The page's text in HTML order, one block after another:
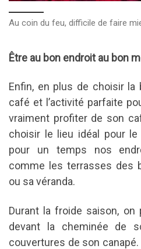
Au coin du feu, difficile de faire
Être au bon endroit au bon
Enfin, en plus de choisir
café et l’activité parfaite
vraiment profiter de son
choisir le lieu idéal pour le
pour un temps nos
comme les terrasses des
ou sa véranda.
Durant la froide saison,
devant la cheminée de
couvertures de son canapé.